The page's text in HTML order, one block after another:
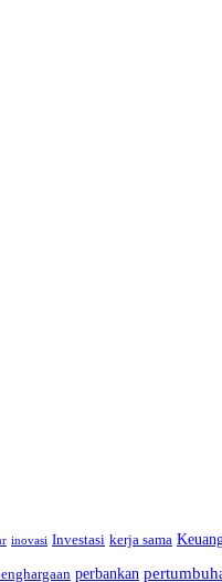
inovasi Investasi kerja sama
perbankan